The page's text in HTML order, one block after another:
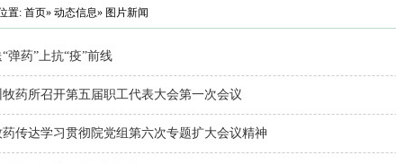
置: 首页» 动态信息» 图片新闻
弹药”上抗“疫”前线
牧药所召开第五届职工代表大会第一次会议
药传达学习贯彻院党组第六次专题扩大会议精神